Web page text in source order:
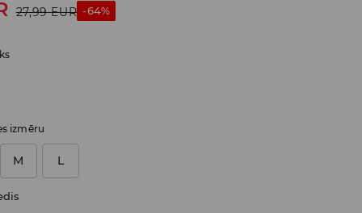
27,99 EUR -64%
izmēru
M L